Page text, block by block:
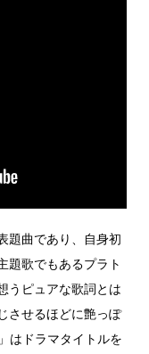
題曲であり、自身初
題歌でもあるプラト
うピュアな歌詞とは
させるほどに艶っぽ
はドラマタイトルを